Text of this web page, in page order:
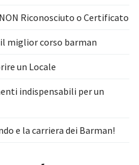
Riconosciuto o Certificato
miglior corso barman
un Locale
indispensabili per un
e la carriera dei Barman!